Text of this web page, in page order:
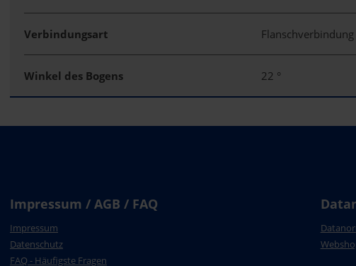
Verbindungsart Flanschverbindung
Winkel des Bogens 22 °
Impressum / AGB / FAQ
Impressum
Datenschutz
FAQ - Häufigste Fragen